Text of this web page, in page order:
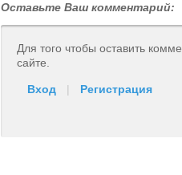
Оставьте Ваш комментарий:
Для того чтобы оставить
сайте.
Вход | Регистрация